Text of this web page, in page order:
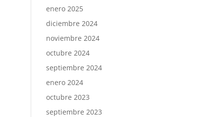
enero 2025
diciembre 2024
noviembre 2024
octubre 2024
septiembre 2024
enero 2024
octubre 2023
septiembre 2023